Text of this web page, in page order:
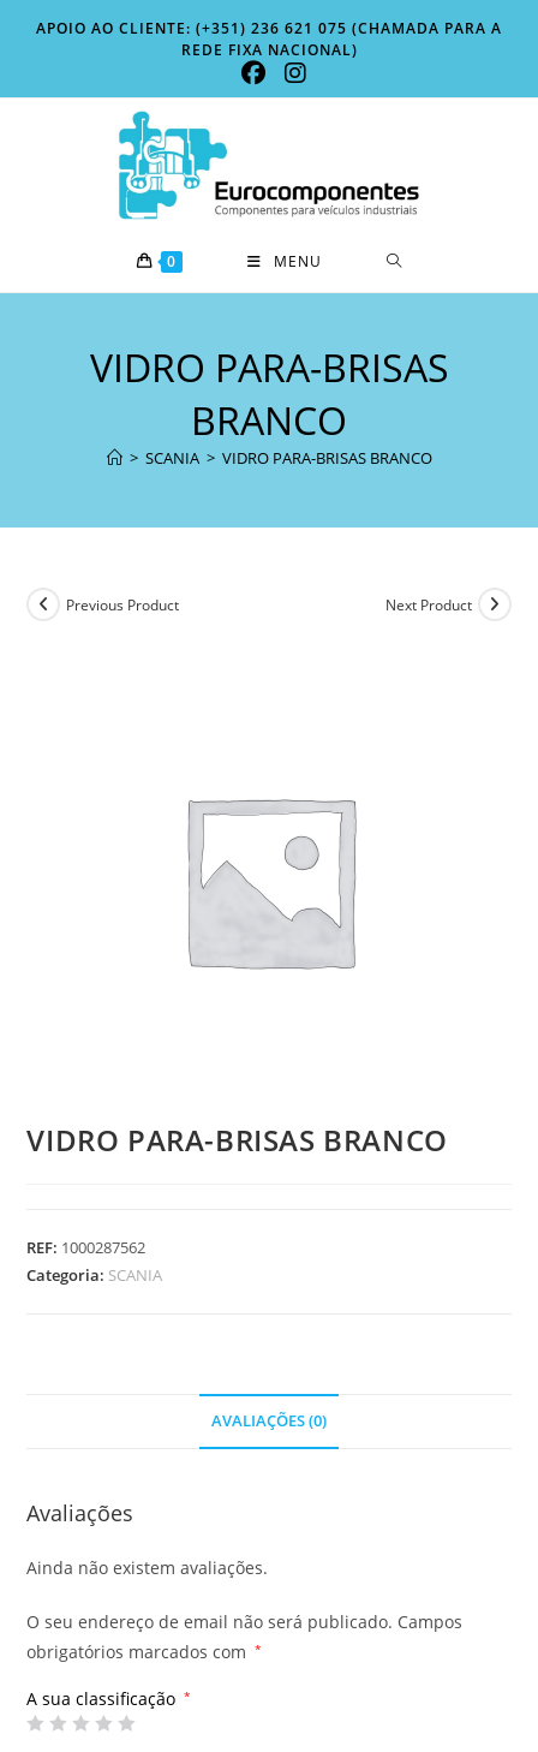
APOIO AO CLIENTE: (+351) 236 621 075 (CHAMADA PARA A
REDE FIXA NACIONAL)
0 MENU
VIDRO PARA-BRISAS
BRANCO
> SCANIA > VIDRO PARA-BRISAS BRANCO
Previous Product Next Product
VIDRO PARA-BRISAS BRANCO
REF: 1000287562
Categoria: SCANIA
AVALIAÇÕES (0)
Avaliações
Ainda não existem avaliações.
O seu endereço de email não será publicado. Campos
obrigatórios marcados com
*
A sua classificação *